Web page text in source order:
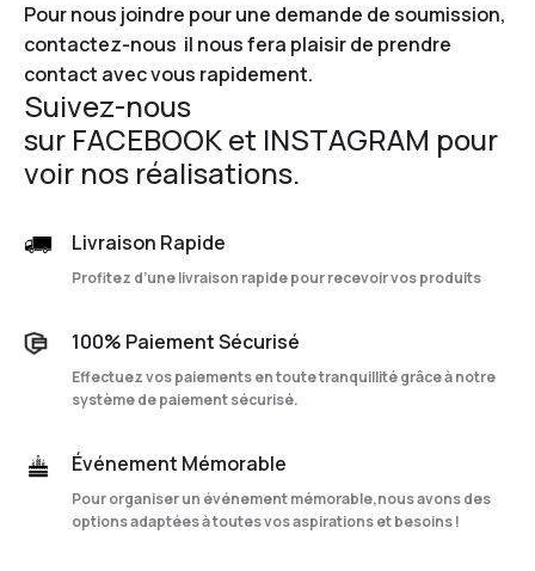
Pour nous joindre pour une demande de soumission,
contactez-nous il nous fera plaisir de prendre
contact avec vous rapidement.
Suivez-nous
sur FACEBOOKet INSTAGRAM pour
voir nos réalisations.
Livraison Rapide
Profitez d’une livraison rapide pour recevoir vos produits
100% Paiement Sécurisé
Effectuez vos paiements en toute tranquillité grâce à notre
système de paiement sécurisé.
Événement Mémorable
Pour organiser un événement mémorable,nous avons des
options adaptées à toutes vos aspirations et besoins !